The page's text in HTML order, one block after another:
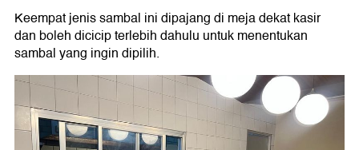
Keempat jenis sambal ini dipajang di meja dekat kasir
dan boleh dicicip terlebih dahulu untuk menentukan
sambal yang ingin dipilih.